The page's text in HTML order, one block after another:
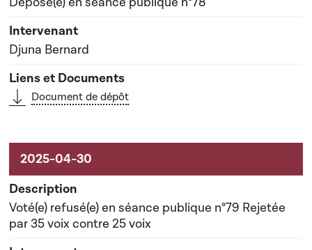
Djuna Bernard
Document de dépôt
Voté(e) refusé(e) en séance publique n°79 Rejetée
par 35 voix contre 25 voix